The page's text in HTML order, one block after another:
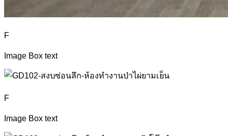
F
Image Box text
F
Image Box text